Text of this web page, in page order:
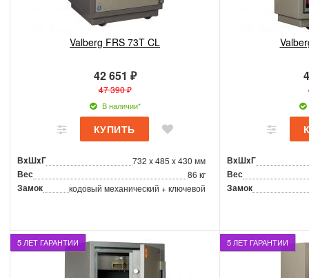
Valberg FRS 73T CL
42 651 ₽
47 390 ₽
В наличии*
ВxШxГ 732 x 485 x 430 мм
Вес 86 кг
Замок кодовый механический + ключевой
ВxШxГ
Вес
Замок
5 ЛЕТ ГАРАНТИИ 5 ЛЕТ ГАРАНТИИ